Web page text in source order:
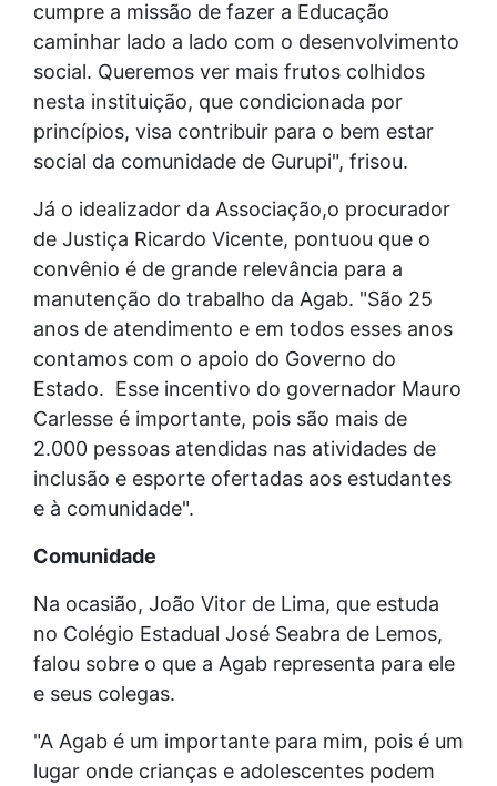
cumpre a missão de fazer a Educação
caminhar lado a lado com o desenvolvimento
social. Queremos ver mais frutos colhidos
nesta instituição, que condicionada por
princípios, visa contribuir para o bem estar
social da comunidade de Gurupi", frisou.
Já o idealizador da Associação,o procurador
de Justiça Ricardo Vicente, pontuou que o
convênio é de grande relevância para a
manutenção do trabalho da Agab. "São 25
anos de atendimento e em todos esses anos
contamos com o apoio do Governo do
Estado. Esse incentivo do governador Mauro
Carlesse é importante, pois são mais de
2.000 pessoas atendidas nas atividades de
inclusão e esporte ofertadas aos estudantes
e à comunidade".
Comunidade
Na ocasião, João Vitor de Lima, que estuda
no Colégio Estadual José Seabra de Lemos,
falou sobre o que a Agab representa para ele
e seus colegas.
"A Agab é um importante para mim, pois é um
lugar onde crianças e adolescentes podem